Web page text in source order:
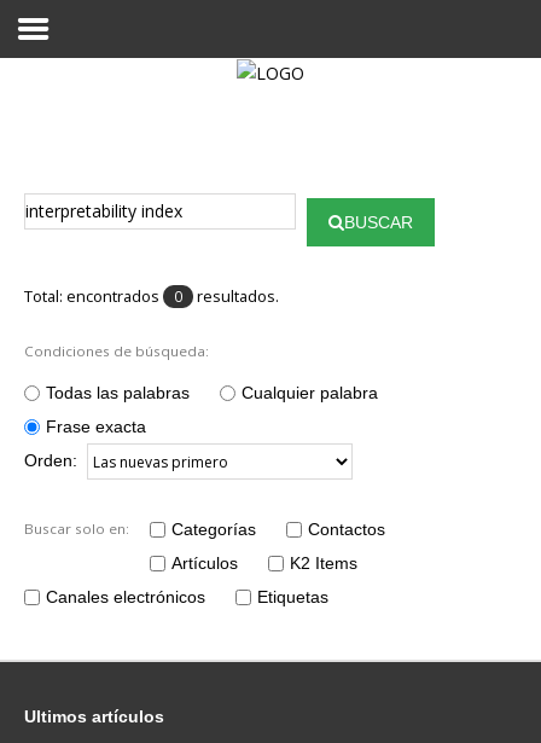
BUSCAR
Total: encontrados 0 resultados.
Condiciones de búsqueda:
Todas las palabras
Cualquier palabra
Frase exacta
Orden:
Buscar solo en: Categorías
Contactos
Artículos
K2 Items
Canales electrónicos
Etiquetas
Ultimos artículos